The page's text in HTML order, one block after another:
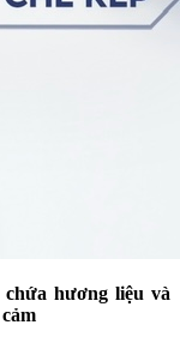
hương liệu và